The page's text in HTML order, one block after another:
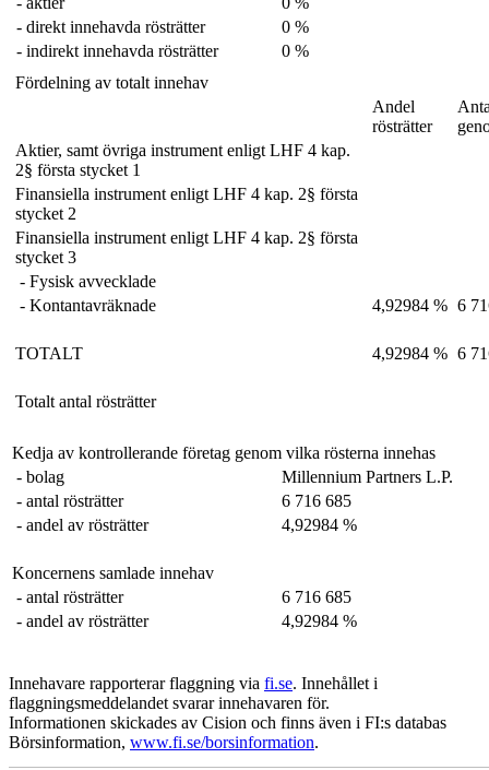
- direkt innehavda rösträtter
0 %
- indirekt innehavda rösträtter
0 %
Fördelning av totalt innehav
Andel
rösträtter
Aktier, samt övriga instrument enligt LHF 4 kap.
2§ första stycket 1
Finansiella instrument enligt LHF 4 kap. 2§ första
stycket 2
Finansiella instrument enligt LHF 4 kap. 2§ första
stycket 3
- Fysisk avvecklade
- Kontantavräknade
4,92984 % 6
TOTALT 4,92984 % 6
Totalt antal rösträtter
Kedja av kontrollerande företag genom vilka rösterna innehas
- bolag
Millennium Partners L.P.
- antal rösträtter
6 716 685
- andel av rösträtter
4,92984 %
Koncernens samlade innehav
- antal rösträtter
6 716 685
- andel av rösträtter
4,92984 %
Innehavare rapporterar flaggning via fi.se. Innehållet i
flaggningsmeddelandet svarar innehavaren för.
Informationen skickades av Cision och finns även i FI:s databas
Börsinformation, www.fi.se/borsinformation.